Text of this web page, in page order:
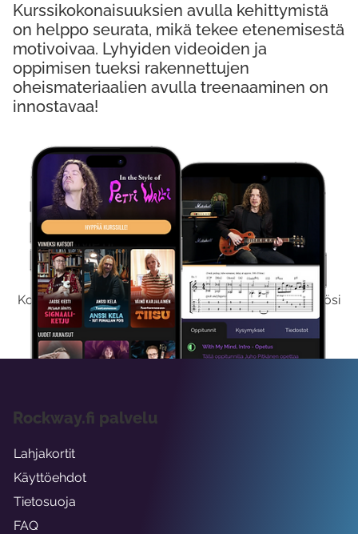
Kokeile Ilmaiseksi
Kokeilemalla ilmaiseksi saat koko sisältömme käyttöösi
viikon ajaksi.
Kurssikokonaisuuksien avulla kehittymistä
on helppo seurata, mikä tekee etenemisestä
motivoivaa. Lyhyiden videoiden ja
oppimisen tueksi rakennettujen
oheismateriaalien avulla treenaaminen on
innostavaa!
Rockway.fi palvelu
Lahjakortit
Käyttöehdot
Tietosuoja
FAQ